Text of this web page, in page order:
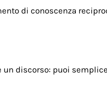
di conoscenza
un discorso: puoi